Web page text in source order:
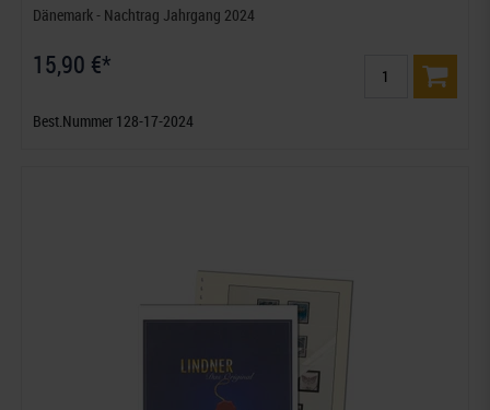
Dänemark - Nachtrag Jahrgang 2024
15,90 €*
Best.Nummer 128-17-2024